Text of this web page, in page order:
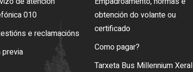
010
e reclamacións
previa
obtención do volante ou
certificado
Como pagar?
Tarxeta Bus Millennium Xeral